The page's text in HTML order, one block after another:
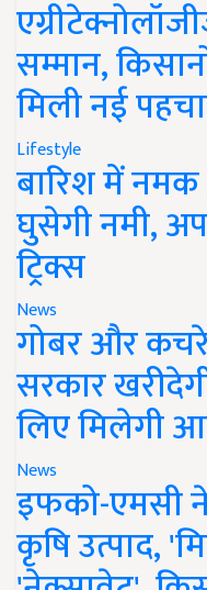
सम्मान,
मिली नई
Lifestyle
बारिश में
घुसेगी नमी,
ट्रिक्स
News
गोबर और
सरकार
लिए मिलेगी
News
इफको-एमसी
कृषि उत्पाद,